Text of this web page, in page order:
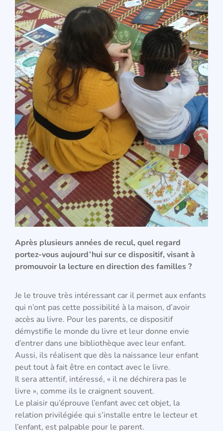
Après plusieurs années de recul, quel regard
portez-vous aujourd’hui sur ce dispositif, visant à
promouvoir la lecture en direction des familles ?
Je le trouve très intéressant car il permet aux enfants
qui n’ont pas cette possibilité à la maison, d’avoir
accès au livre. Pour les parents, ce dispositif
démystifie le monde du livre et leur donne envie
d’entrer dans une bibliothèque avec leur enfant.
Aussi, ils réalisent que dès la naissance leur enfant
peut tout à fait être en contact avec le livre.
Il sera attentif, intéressé, « il ne déchirera pas le
livre », comme ils le craignent souvent.
Le plaisir qu’éprouve l’enfant avec cet objet, la
relation privilégiée qui s’installe entre le lecteur et
l’enfant, est palpable pour le parent.